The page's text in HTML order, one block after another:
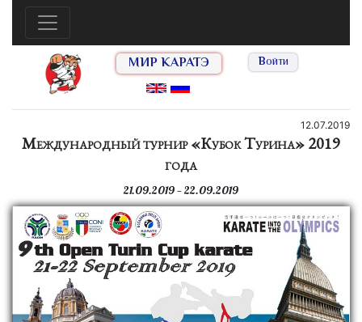
МИР КАРАТЭ Войти
12.07.2019
Международный турнир «Кубок Турина» 2019
года
21.09.2019 — 22.09.2019